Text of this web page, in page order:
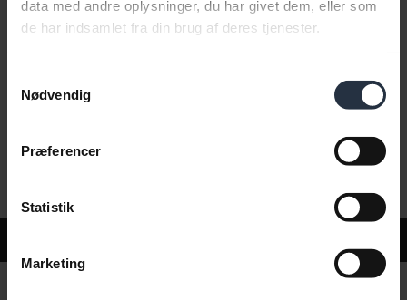
data med andre oplysninger, du har givet dem, eller som
de har indsamlet fra din brug af deres tjenester.
Nødvendig
Præferencer
Statistik
Marketing
Produktdokumenter